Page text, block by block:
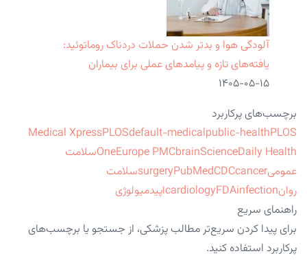
آلودگی هوا و بدتر شدن حملات دردناک روماتوئید:
یافته‌های تازه و پیامدهای عملی برای بیماران
۱۴۰۵-۰۵-۱۵
برچسب‌های پرکاربرد
Medical XpressPLOSdefault-medicalpublic-healthPLOS
OneEurope PMCbrainScienceDaily Health
سلامت
عمومی
surgeryPubMedCDCcancer
سلامت
روان
cardiologyFDAinfection
اپیدمیولوژی
راهنمای سریع
برای پیدا کردن سریع‌تر مطالب پزشکی، از جستجو یا برچسب‌های
پرکاربرد استفاده کنید.